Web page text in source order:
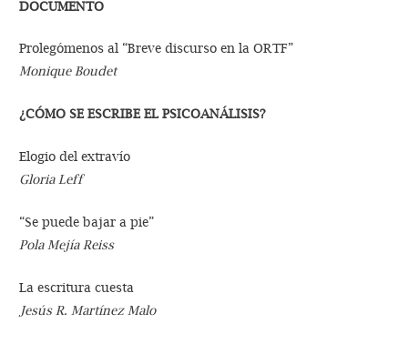
DOCUMENTO
Prolegómenos al “Breve discurso en la ORTF”
Monique Boudet
¿CÓMO SE ESCRIBE EL PSICOANÁLISIS?
Elogio del extravío
Gloria Leff
“Se puede bajar a pie”
Pola Mejía Reiss
La escritura cuesta
Jesús R. Martínez Malo